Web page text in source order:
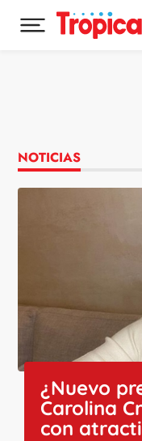
Desplegar menú
NOTICIAS
¿Nuevo
Carolina
con